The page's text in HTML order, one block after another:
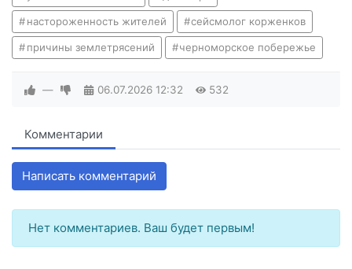
настороженность жителей сейсмолог корженков
причины землетрясений черноморское побережье
— 06.07.2026 12:32 532
Комментарии
Написать комментарий
Нет комментариев. Ваш будет первым!